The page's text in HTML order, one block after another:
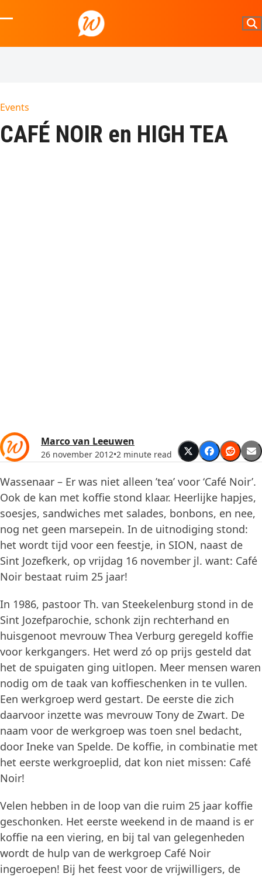
to
mobile
mobile
Events
CAFÉ NOIR en HIGH TEA
Marco van Leeuwen
26 november 2012•2 minute read
Wassenaar – Er was niet alleen ’tea’ voor ‘Café Noir’.
Ook de kan met koffie stond klaar. Heerlijke hapjes,
soesjes, sandwiches met salades, bonbons, en nee,
nog net geen marsepein. In de uitnodiging stond:
het wordt tijd voor een feestje, in SION, naast de
Sint Jozefkerk, op vrijdag 16 november jl. want: Café
Noir bestaat ruim 25 jaar!
In 1986, pastoor Th. van Steekelenburg stond in de
Sint Jozefparochie, schonk zijn rechterhand en
huisgenoot mevrouw Thea Verburg geregeld koffie
voor kerkgangers. Het werd zó op prijs gesteld dat
het de spuigaten ging uitlopen. Meer mensen waren
nodig om de taak van koffieschenken in te vullen.
Een werkgroep werd gestart. De eerste die zich
daarvoor inzette was mevrouw Tony de Zwart. De
naam voor de werkgroep was toen snel bedacht,
door Ineke van Spelde. De koffie, in combinatie met
het eerste werkgroeplid, dat kon niet missen: Café
Noir!
Velen hebben in de loop van die ruim 25 jaar koffie
geschonken. Het eerste weekend in de maand is er
koffie na een viering, en bij tal van gelegenheden
wordt de hulp van de werkgroep Café Noir
ingeroepen! Bij het feest voor de vrijwilligers, de